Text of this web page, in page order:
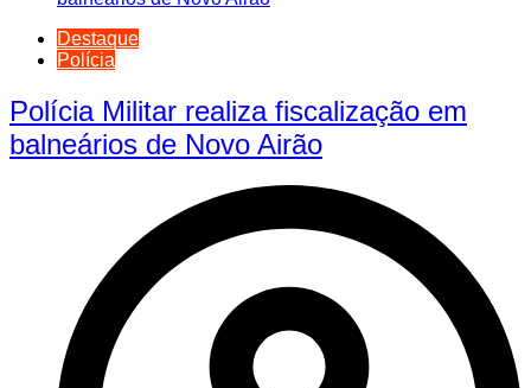
Destaque
Polícia
Polícia Militar realiza fiscalização em
balneários de Novo Airão